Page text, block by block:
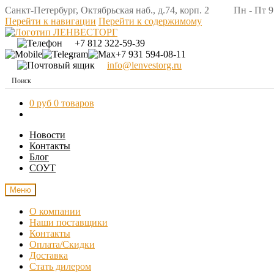
Санкт-Петербург, Октябрьская наб., д.74, корп. 2 Пн - Пт
Перейти к навигации Перейти к содержимому
+7 812 322-59-39
+7 931 594-08-11
info@lenvestorg.ru
0 руб 0 товаров
Новости
Контакты
Блог
СОУТ
Меню
О компании
Наши поставщики
Контакты
Оплата/Скидки
Доставка
Стать дилером